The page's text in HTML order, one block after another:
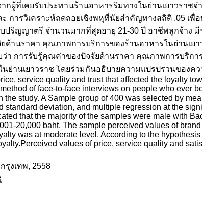
ผู้ที่เคยรับประทานร้านอาหารริมทางในย่านเยาวราช
การวิเคราะห์ถดถอยเชิงพหุที่นัยสำคัญทางสถิติ .05 เ
ริญญาตรี จำนวนมากที่สุดอายุ 21-30 ปี อาชีพลูกจ้าง มี
านราคา คุณภาพการบริการของร้านอาหารในย่านเยา
า การรับรู้คุณค่าของปัจจัยด้านราคา คุณภาพการบริกา
านเยาวราช โดยร่วมกันอธิบายความแปรปรวนของค
service quality and trust that affected the loyalty
of face-to-face interviews on people who ever
study. A Sample group of 400 was selected by
deviation, and multiple regression at the
that the majority of the samples were male with
20,000 baht. The sample perceived values of
was at moderate level. According to the
values of price, service quality and
งเทพ, 2558